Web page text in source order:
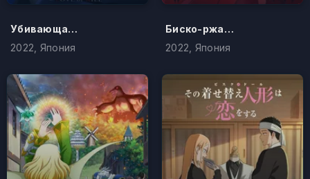
Убивающая любовь
2022, Япония
Биско-ржавоед
2022, Япония